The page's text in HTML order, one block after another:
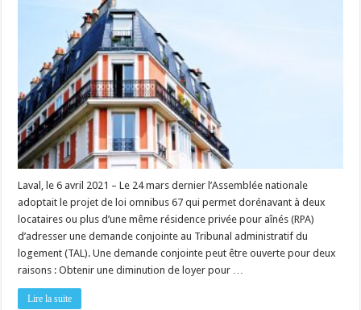
Les
demandes
conjointes
maintenant
possibles
en
RPA
Laval, le 6 avril 2021 – Le 24 mars dernier l’Assemblée nationale
adoptait le projet de loi omnibus 67 qui permet dorénavant à deux
locataires ou plus d’une même résidence privée pour aînés (RPA)
d’adresser une demande conjointe au Tribunal administratif du
logement (TAL). Une demande conjointe peut être ouverte pour deux
raisons : Obtenir une diminution de loyer pour …
Lire la suite